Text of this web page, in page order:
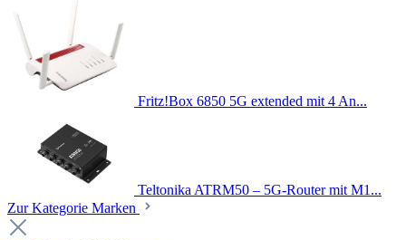
Fritz!Box 6850 5G extended mit 4 An...
Teltonika ATRM50 – 5G-Router mit M1...
Zur Kategorie Marken